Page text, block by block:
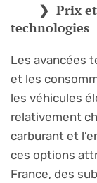
Prix
technologies
Les avancées
et les
les véhicules
relativement
carburant et
ces options
France, des